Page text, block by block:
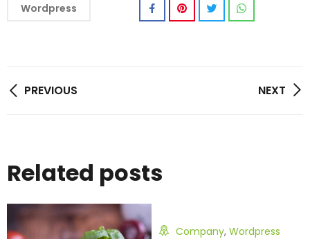
Wordpress
PREVIOUS NEXT
Related posts
Company, Wordpress